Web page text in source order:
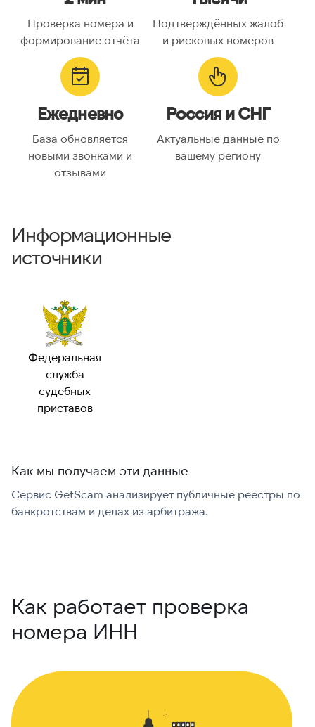
Проверка номера и
формирование отчёта
Подтверждённых жалоб
и рисковых номеров
Ежедневно
База обновляется
новыми звонками и
отзывами
Россия и СНГ
Актуальные данные по
вашему региону
Информационные
источники
Федеральная
служба
судебных
приставов
Как мы получаем эти данные
Сервис GetScam анализирует публичные реестры по
банкротствам и делах из арбитража.
Как работает проверка
номера ИНН